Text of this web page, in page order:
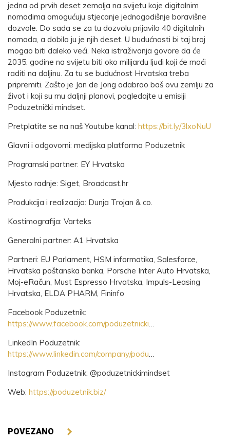
jedna od prvih deset zemalja na svijetu koje digitalnim
nomadima omogućuju stjecanje jednogodišnje boravišne
dozvole. Do sada se za tu dozvolu prijavilo 40 digitalnih
nomada, a dobilo ju je njih deset. U budućnosti bi taj broj
mogao biti daleko veći. Neka istraživanja govore da će
2035. godine na svijetu biti oko milijardu ljudi koji će moći
raditi na daljinu. Za tu se budućnost Hrvatska treba
pripremiti. Zašto je Jan de Jong odabrao baš ovu zemlju za
život i koji su mu daljnji planovi, pogledajte u emisiji
Poduzetnički mindset.
Pretplatite se na naš Youtube kanal: https://bit.ly/3lxoNuU​
Glavni i odgovorni: medijska platforma Poduzetnik
Programski partner: EY Hrvatska
Mjesto radnje: Siget, Broadcast.hr
Produkcija i realizacija: Dunja Trojan & co.
Kostimografija: Varteks
Generalni partner: A1 Hrvatska
Partneri: EU Parlament, HSM informatika, Salesforce,
Hrvatska poštanska banka, Porsche Inter Auto Hrvatska,
Moj-eRačun, Must Espresso Hrvatska, Impuls-Leasing
Hrvatska, ELDA PHARM, Fininfo
Facebook Poduzetnik:
https://www.facebook.com/poduzetnicki​​…
LinkedIn Poduzetnik:
https://www.linkedin.com/company/podu​​…
Instagram Poduzetnik: @poduzetnickimindset
Web: https://poduzetnik.biz/
POVEZANO